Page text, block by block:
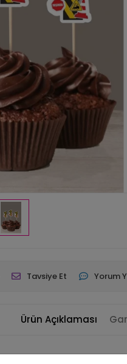
Tavsiye Et Yorum
Ürün Açıklaması